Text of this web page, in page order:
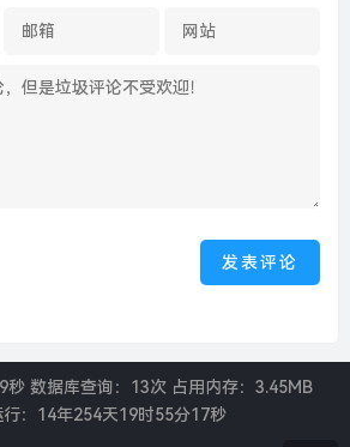
秒 数据库查询：13次 占用内存：3.45MB
： 14年254天19时55分17秒